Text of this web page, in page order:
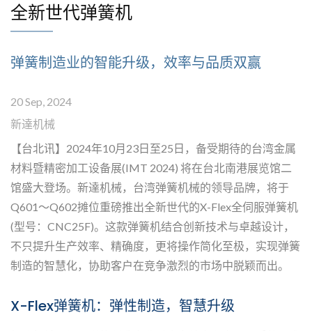
全新世代弹簧机
弹簧制造业的智能升级，效率与品质双赢
20 Sep, 2024
新達机械
【台北讯】2024年10月23日至25日，备受期待的台湾金属
材料暨精密加工设备展(IMT 2024) 将在台北南港展览馆二
馆盛大登场。新達机械，台湾弹簧机械的领导品牌，将于
Q601～Q602摊位重磅推出全新世代的X-Flex全伺服弹簧机
(型号：CNC25F)。这款弹簧机结合创新技术与卓越设计，
不只提升生产效率、精确度，更将操作简化至极，实现弹簧
制造的智慧化，协助客户在竞争激烈的市场中脱颖而出。
X-Flex弹簧机：弹性制造，智慧升级